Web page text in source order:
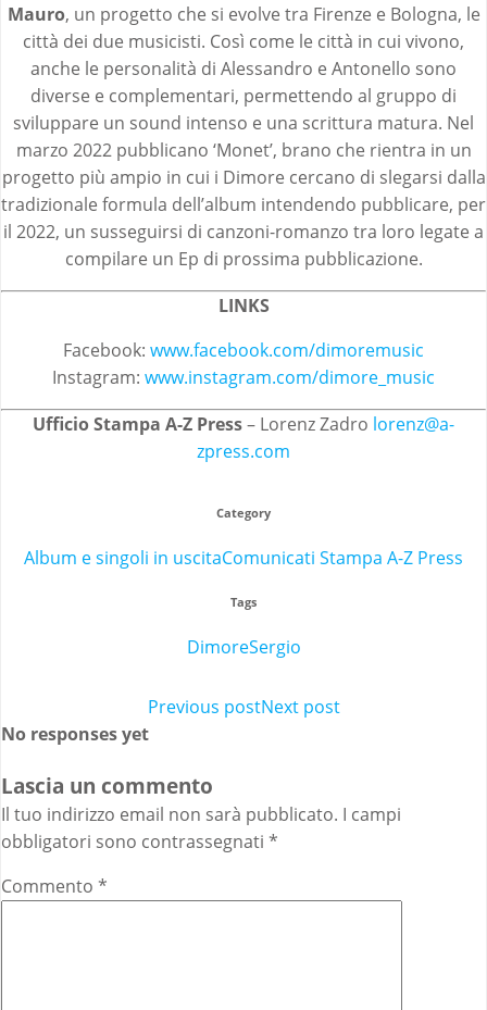
Mauro, un progetto che si evolve tra Firenze e Bologna, le
città dei due musicisti. Così come le città in cui vivono,
anche le personalità di Alessandro e Antonello sono
diverse e complementari, permettendo al gruppo di
sviluppare un sound intenso e una scrittura matura. Nel
marzo 2022 pubblicano ‘Monet’, brano che rientra in un
progetto più ampio in cui i Dimore cercano di slegarsi dalla
tradizionale formula dell’album intendendo pubblicare, per
il 2022, un susseguirsi di canzoni-romanzo tra loro legate a
compilare un Ep di prossima pubblicazione.
LINKS
Facebook: www.facebook.com/dimoremusic
Instagram: www.instagram.com/dimore_music
Ufficio Stampa A-Z Press– Lorenz Zadro lorenz@a-
zpress.com
Category
Album e singoli in uscitaComunicati Stampa A-Z Press
Tags
DimoreSergio
Post
Previous postPost
Next post
No responses yet
Lascia un commento
Il tuo indirizzo email non sarà pubblicato. I campi
obbligatori sono contrassegnati *
Commento *